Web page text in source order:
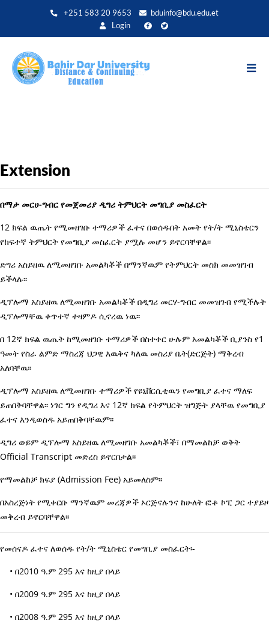
+251 583 20 9653
bduinfo@bdu.edu.et
Login
Extension
በማታ መርሀ-ግብር የመጀመሪያ ዲግሪ ትምህርት መግቢያ መስፈርት
12 ክፍል ዉጤት የሚመዘገቡ ተማሪዎች ፈተና በወሰዱበት አመት የት/ት ሚኒስቴርን
የከፍተኛ ትምህርት የመግቢያ መስፈርት ያሟሉ መሆን ይኖርባቸዋል፡፡
ድግሪ አስይዘዉ ለሚመዘገቡ አመልካቾች በማንኛዉም የትምህርት መስክ መመዝገብ
ይችላሉ፡፡
ዲፕሎማ አስይዘዉ ለሚመዘገቡ አመልካቾች በዲግሪ መርሃ-ግብር መመዝገብ የሚችሉት
ዲፕሎማቸዉ ቀጥተኛ ተዛምዶ ሲኖረዉ ነዉ፡፡
በ 12ኛ ክፍል ዉጤት ከሚመዘገቡ ተማሪዎች በስተቀር ሁሉም አመልካቾች ቢያንስ የ1
ዓመት የስራ ልምድ ማስረጃ ህጋዊ እዉቅና ካለዉ መስሪያ ቤት(ድርጅት) ማቅረብ
አለባቸዉ፡፡
ዲፕሎማ አስይዘዉ ለሚመዘገቡ ተማሪዎች የዩኒቨርሲቲዉን የመግቢያ ፈተና ማለፍ
ይጠበቅባቸዋል፡፡ ነገር ግን የዲግሪ እና 12ኛ ክፍል የትምህርት ዝግጅት ያላቸዉ የመግቢያ
ፈተና እንዲወስዱ አይጠበቅባቸዉም፡፡
ዲግሪ ወይም ዲፕሎማ አስይዘዉ ለሚመዘገቡ አመልካቾች፣ በማመልከቻ ወቅት
Official Transcript መድረስ ይኖርበታል፡፡
የማመልከቻ ክፍያ (Admission Fee) አይመለስም፡፡
በአስረጅነት የሚቀርቡ ማንኛዉም መረጃዎች ኦርጅናሉንና ከሁለት ፎቶ ኮፒ ጋር ተያይዞ
መቅረብ ይኖርባቸዋል፡፡
የመሰናዶ ፈተና ለወሰዱ የት/ት ሚኒስቴር የመግቢያ መስፈርት፡-
• በ2010 ዓ.ም 295 እና ከዚያ በላይ
• በ2009 ዓ.ም 295 እና ከዚያ በላይ
• በ2008 ዓ.ም 295 እና ከዚያ በላይ